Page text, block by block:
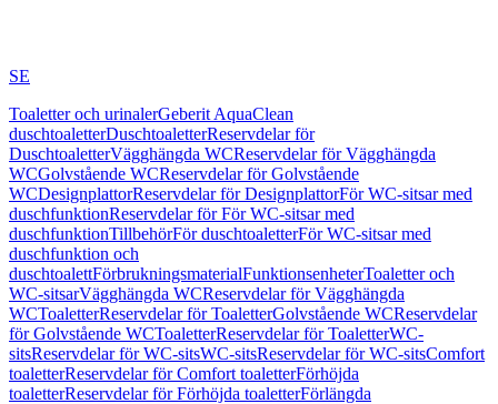
SE
Toaletter och urinalerGeberit AquaClean
duschtoaletterDuschtoaletterReservdelar för
DuschtoaletterVägghängda WCReservdelar för Vägghängda
WCGolvstående WCReservdelar för Golvstående
WCDesignplattorReservdelar för DesignplattorFör WC-sitsar med
duschfunktionReservdelar för För WC-sitsar med
duschfunktionTillbehörFör duschtoaletterFör WC-sitsar med
duschfunktion och
duschtoalettFörbrukningsmaterialFunktionsenheterToaletter och
WC-sitsarVägghängda WCReservdelar för Vägghängda
WCToaletterReservdelar för ToaletterGolvstående WCReservdelar
för Golvstående WCToaletterReservdelar för ToaletterWC-
sitsReservdelar för WC-sitsWC-sitsReservdelar för WC-sitsComfort
toaletterReservdelar för Comfort toaletterFörhöjda
toaletterReservdelar för Förhöjda toaletterFörlängda